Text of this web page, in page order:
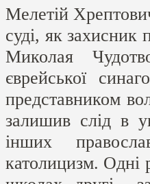
Мелетій
суді, як захисник
Миколая
єврейської
представником
залишив слід в
інших
католицизм. Одні